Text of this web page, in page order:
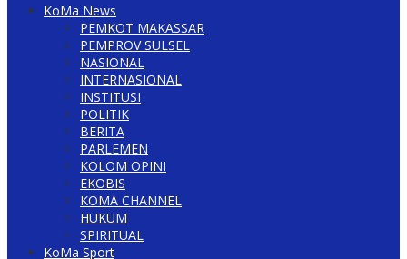
KoMa News
PEMKOT MAKASSAR
PEMPROV SULSEL
NASIONAL
INTERNASIONAL
INSTITUSI
POLITIK
BERITA
PARLEMEN
KOLOM OPINI
EKOBIS
KOMA CHANNEL
HUKUM
SPIRITUAL
KoMa Sport